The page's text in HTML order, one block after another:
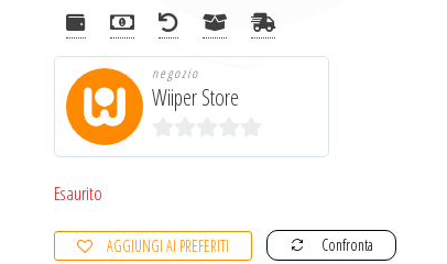
negozio
Wiiper Store
0
5
Esaurito
AGGIUNGI AI PREFERITI Confronta